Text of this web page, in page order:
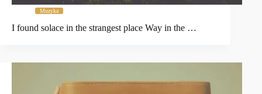
Muzyka
I found solace in the strangest place Way in the …